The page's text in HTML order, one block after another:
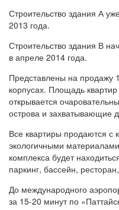
Строительство здания А
2013 года.
Строительство здания В
в апреле 2014 года.
Представлены на продажу
корпусах. Площадь
открывается
острова и захватывающие
Все квартиры продаются с
экологичными
комплекса будет
паркинг, бассейн,
До международного
за 15-20 минут по